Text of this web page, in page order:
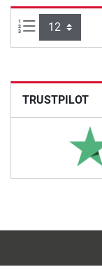
Artikel pr. side:
TRUSTPILOT